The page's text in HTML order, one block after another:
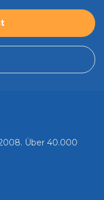
Über 40.000